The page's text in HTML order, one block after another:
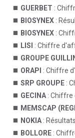
GUERBET :
BIOSYNEX :
BIOSYNEX :
LISI : Chiffre
GROUPE
ORAPI : Chiffre
SRP GROUPE :
GECINA :
MEMSCAP
NOKIA :
BOLLORE :